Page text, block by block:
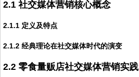
2.1 社交媒体营销核心概念
2.1.1 定义及特点
2.1.2 经典理论在社交媒体时代的演变
2.2 零食量贩店社交媒体营销实践